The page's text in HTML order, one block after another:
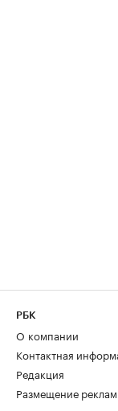
РБК
О компании
Контактная
Редакция
Размещение